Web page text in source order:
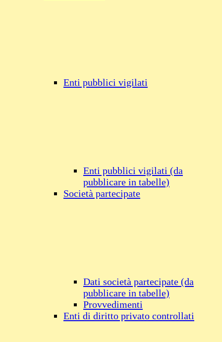
Enti pubblici vigilati
Enti pubblici vigilati (da
pubblicare in tabelle)
Società partecipate
Dati società partecipate (da
pubblicare in tabelle)
Provvedimenti
Enti di diritto privato controllati